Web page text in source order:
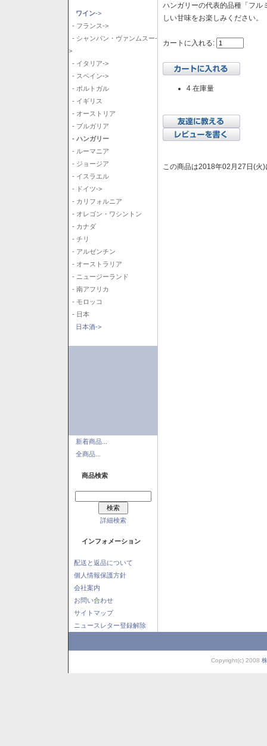
ワイン->
- フランス->
- シャンパン・ヴァンムスー-
>
- イタリア->
- スペイン->
- ポルトガル
- イギリス
- オーストリア
- ブルガリア
- ハンガリー
- ルーマニア
- ジョージア
- イスラエル
- ドイツ->
- カリフォルニア
- オレゴン・ワシントン
- カナダ
- チリ
- アルゼンチン
- オーストラリア
- ニュージーランド
- 南アフリカ
- モロッコ
- 日本
日本酒->
新着商品...
全商品...
商品検索
詳細検索
インフォメーション
配送と返品について
個人情報保護方針
会社案内
お問い合わせ
サイトマップ
ニュースレター登録解除
ハンガリーの代表的品種「フル
しい甘味をお楽しみください。
カートに入れる:
4 在庫量
この商品は2018年02月27日(火
Copyright(c) 2008